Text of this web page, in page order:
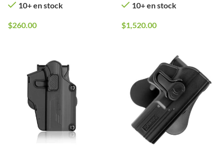
10+ en stock
$260.00
10+ en stock
$1,520.00